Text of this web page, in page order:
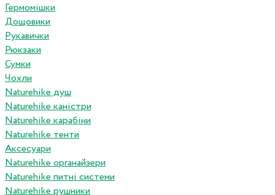
Гермомішки
Дощовики
Рукавички
Рюкзаки
Сумки
Чохли
Naturehike душ
Naturehike каністри
Naturehike карабіни
Naturehike тенти
Аксесуари
Naturehike органайзери
Naturehike питні системи
Naturehike рушники